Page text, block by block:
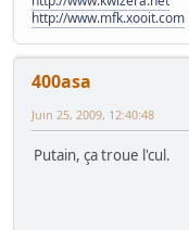
http://www.mfk.xooit.com
400asa
Juin 25, 2009, 12:40:48
Putain, ça troue l'cul.